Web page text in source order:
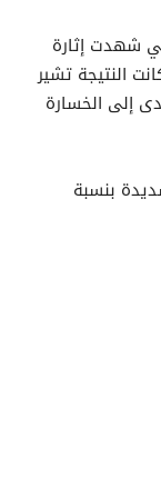
شهدت إثارة
النتيجة تشير
أدى إلى الخسارة
ل9 تصويترات من 35 تسديدة بنسبة